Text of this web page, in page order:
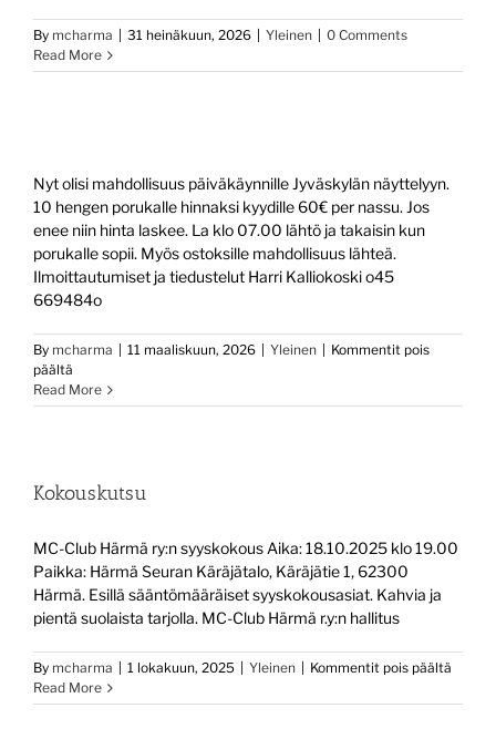
By mcharma 31 heinäkuun, 2026 Yleinen
0 Comments
Read More
Nyt olisi mahdollisuus päiväkäynnille Jyväskylän näyttelyyn.
10 hengen porukalle hinnaksi kyydille 60€ per nassu. Jos
enee niin hinta laskee. La klo 07.00 lähtö ja takaisin kun
porukalle sopii. Myös ostoksille mahdollisuus lähteä.
Ilmoittautumiset ja tiedustelut Harri Kalliokoski o45
669484o
By mcharma 11 maaliskuun, 2026 Yleinen
Kommentit pois
päältä
Read More
Kokouskutsu
MC-Club Härmä ry:n syyskokous Aika: 18.10.2025 klo 19.00
Paikka: Härmä Seuran Käräjätalo, Käräjätie 1, 62300
Härmä. Esillä sääntömääräiset syyskokousasiat. Kahvia ja
pientä suolaista tarjolla. MC-Club Härmä r.y:n hallitus
By mcharma 1 lokakuun, 2025 Yleinen Kommentit pois päältä
Read More